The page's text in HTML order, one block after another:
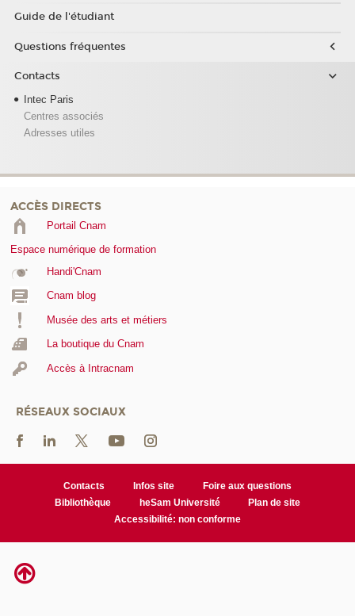
Guide de l'étudiant
Questions fréquentes
Contacts
Intec Paris
Centres associés
Adresses utiles
ACCÈS DIRECTS
Portail Cnam
Espace numérique de formation
Handi'Cnam
Cnam blog
Musée des arts et métiers
La boutique du Cnam
Accès à Intracnam
RÉSEAUX SOCIAUX
Contacts Infos site
Foire aux questions
Bibliothèque
heSam Université
Plan de site
Accessibilité: non conforme